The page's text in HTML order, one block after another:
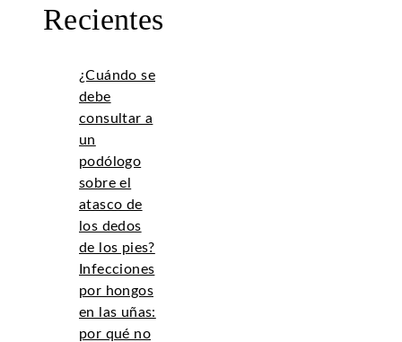
Recientes
¿Cuándo se
debe
consultar a
un
podólogo
sobre el
atasco de
los dedos
de los pies?
Infecciones
por hongos
en las uñas:
por qué no